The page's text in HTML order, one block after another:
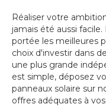
Réaliser votre
jamais été aussi
portée les meilleures
choix d'investir dans
une plus grande
est simple, déposez
panneaux solaire sur
offres adéquates à